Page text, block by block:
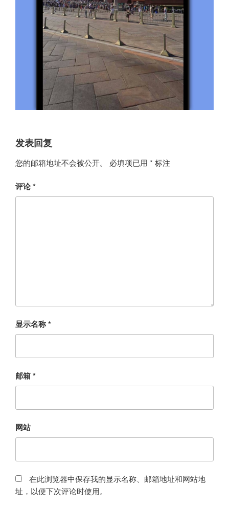
发表回复
您的邮箱地址不会被公开。 必填项已用 * 标注
评论*
显示名称*
邮箱*
网站
在此浏览器中保存我的显示名称、邮箱地址和网站地
址，以便下次评论时使用。